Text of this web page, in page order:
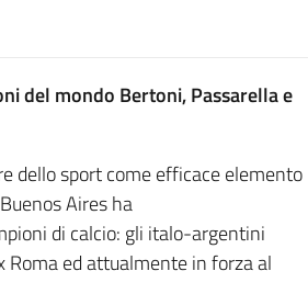
del mondo Bertoni, Passarella e
dello sport come efficace elemento
Aires ha
di calcio: gli italo-argentini
Roma ed attualmente in forza al